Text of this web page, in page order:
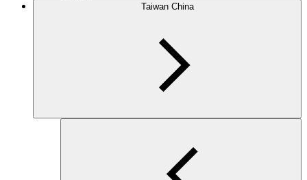
Taiwan China